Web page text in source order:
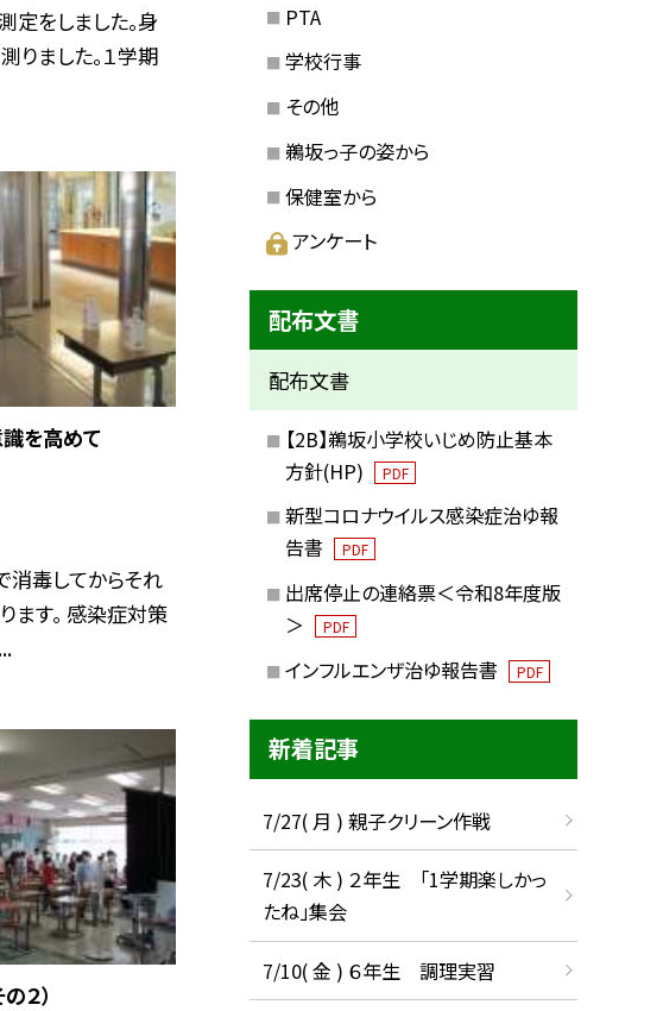
定をしました。身
りました。１学期
を高めて
消毒してからそれ
ます。 感染症対策
２）
PTA
学校行事
その他
鵜坂っ子の姿から
保健室から
アンケート
配布文書
配布文書
【2B】鵜坂小学校いじめ防止基本
方針(HP)
PDF
新型コロナウイルス感染症治ゆ報
告書
PDF
出席停止の連絡票＜令和8年度版
＞
PDF
インフルエンザ治ゆ報告書 PDF
新着記事
7/27( 月 ) 親子クリーン作戦
7/23( 木 ) ２年生 「1学期楽しかっ
たね」集会
7/10( 金 ) ６年生 調理実習